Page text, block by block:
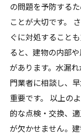
の問題を予防する
ことが大切です。
ぐに対処すること
ると、建物の内部
があります。水漏
門業者に相談し、
重要です。 以上の
的な点検・交換、
が欠かせません。